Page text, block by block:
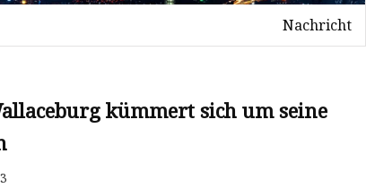
Nachricht
kümmert sich um seine